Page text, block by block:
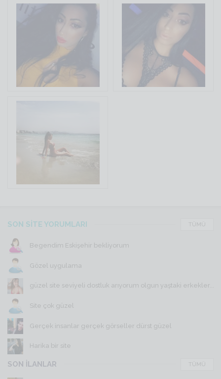
SON SİTE YORUMLARI TÜMÜ
Begendim Eskişehir bekliyorum
Gözel uygulama
güzel site seviyeli dostluk arıyorum olgun yaştaki erkekler...
Site çok güzel
Gerçek insanlar gerçek görseller dürst güzel
Harika bir site
SON İLANLAR TÜMÜ